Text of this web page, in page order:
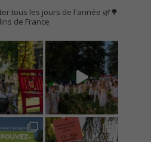
tous les jours de l'année 🌿🌳
de France